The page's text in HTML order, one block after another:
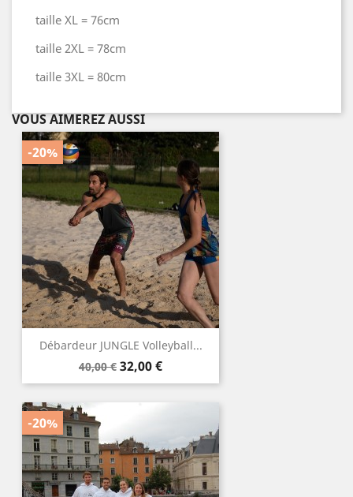
taille XL = 76cm
taille 2XL = 78cm
taille 3XL = 80cm
VOUS AIMEREZ AUSSI
Débardeur JUNGLE Volleyball...
Prix
de
40,00 € Prix
32,00 €
-20%
-20%